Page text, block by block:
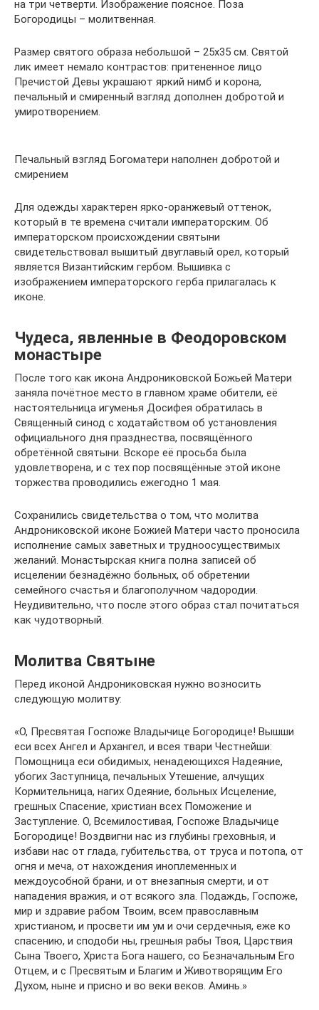
на три четверти. Изображение поясное. Поза
Богородицы – молитвенная.
Размер святого образа небольшой – 25х35 см. Святой
лик имеет немало контрастов: притененное лицо
Пречистой Девы украшают яркий нимб и корона,
печальный и смиренный взгляд дополнен добротой и
умиротворением.
Печальный взгляд Богоматери наполнен добротой и
смирением
Для одежды характерен ярко-оранжевый оттенок,
который в те времена считали императорским. Об
императорском происхождении святыни
свидетельствовал вышитый двуглавый орел, который
является Византийским гербом. Вышивка с
изображением императорского герба прилагалась к
иконе.
Чудеса, явленные в Феодоровском
монастыре
После того как икона Андрониковской Божьей Матери
заняла почётное место в главном храме обители, её
настоятельница игуменья Досифея обратилась в
Священный синод с ходатайством об установления
официального дня празднества, посвящённого
обретённой святыни. Вскоре её просьба была
удовлетворена, и с тех пор посвящённые этой иконе
торжества проводились ежегодно 1 мая.
Сохранились свидетельства о том, что молитва
Андрониковской иконе Божией Матери часто проносила
исполнение самых заветных и трудноосуществимых
желаний. Монастырская книга полна записей об
исцелении безнадёжно больных, об обретении
семейного счастья и благополучном чадородии.
Неудивительно, что после этого образ стал почитаться
как чудотворный.
Молитва Святыне
Перед иконой Андрониковская нужно возносить
следующую молитву:
«О, Пресвятая Госпоже Владычице Богородице! Вышши
еси всех Ангел и Архангел, и всея твари Честнейши:
Помощница еси обидимых, ненадеющихся Надеяние,
убогих Заступница, печальных Утешение, алчущих
Кормительница, нагих Одеяние, больных Исцеление,
грешных Спасение, христиан всех Поможение и
Заступление. О, Всемилостивая, Госпоже Владычице
Богородице! Воздвигни нас из глубины греховныя, и
избави нас от глада, губительства, от труса и потопа, от
огня и меча, от нахождения иноплеменных и
междоусобной брани, и от внезапныя смерти, и от
нападения вражия, и от всякого зла. Подаждь, Госпоже,
мир и здравие рабом Твоим, всем православным
христианом, и просвети им ум и очи сердечныя, еже ко
спасению, и сподоби ны, грешныя рабы Твоя, Царствия
Сына Твоего, Христа Бога нашего, со Безначальным Его
Отцем, и с Пресвятым и Благим и Животворящим Его
Духом, ныне и присно и во веки веков. Аминь.»